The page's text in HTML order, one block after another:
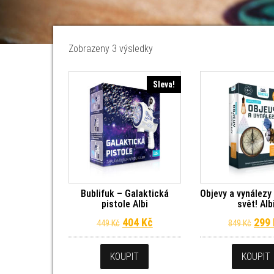
Zobrazeny 3 výsledkySeřazeno od nejnovějších
Sleva!
Bublifuk – Galaktická
pistole Albi
449Kč Původní cena byla: 449 Kč.
404 KčAktuální cena je: 404 Kč.
KOUPIT
Objevy a
svět! Albi
849Kč 299
KOUPIT